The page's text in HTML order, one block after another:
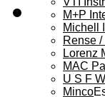
M+P
Michell
Rense
Lorenz
MAC
U S F
Minco